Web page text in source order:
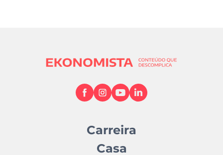
Carreira
Casa